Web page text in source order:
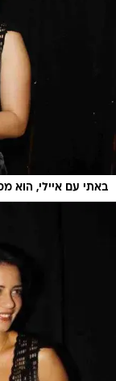
באתי עם איילי, הוא